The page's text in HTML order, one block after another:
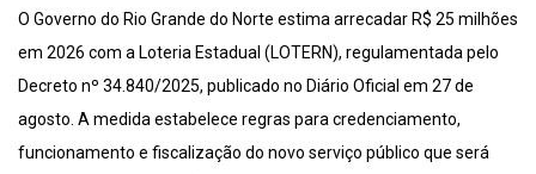
O Governo do Rio Grande do Norte estima arrecadar R$ 25 milhões
em 2026 com a Loteria Estadual (LOTERN), regulamentada pelo
Decreto nº 34.840/2025, publicado no Diário Oficial em 27 de
agosto. A medida estabelece regras para credenciamento,
funcionamento e fiscalização do novo serviço público que será